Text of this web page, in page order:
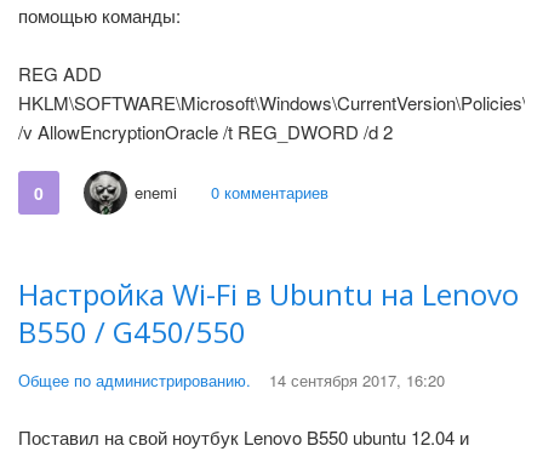
помощью команды:
REG ADD
/v AllowEncryptionOracle /t REG_DWORD /d 2
0 enemi 0 комментариев
Настройка Wi-Fi в Ubuntu на Lenovo
B550 / G450/550
Общее по администрированию. 14 сентября 2017, 16:20
Поставил на свой ноутбук Lenovo B550 ubuntu 12.04 и